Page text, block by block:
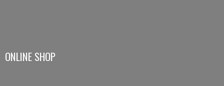
ONLINE SHOP